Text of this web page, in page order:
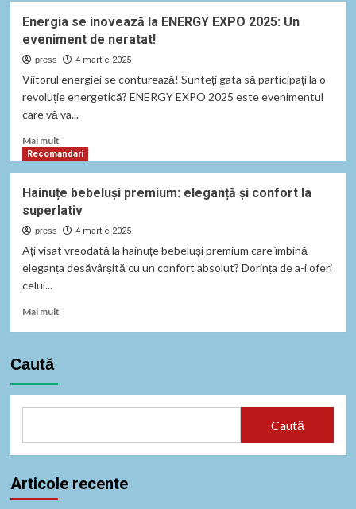
viața
cu
Adela:
podcastul
povești
autentice
Energia se inovează la ENERGY EXPO 2025: Un
eveniment de neratat!
press 4 martie 2025
Viitorul energiei se conturează! Sunteți gata să participați la o
revoluție energetică? ENERGY EXPO 2025 este evenimentul
care vă va...
Mai multRead
more
se
inovează
la
ENERGY
2025:
neratat!
Recomandari
Hainuțe bebeluși premium: eleganță și confort la
superlativ
press 4 martie 2025
Ați visat vreodată la hainuțe bebeluși premium care îmbină
eleganța desăvârșită cu un confort absolut? Dorința de a-i oferi
celui...
Mai multRead
la
Caută
Caută
Articole recente